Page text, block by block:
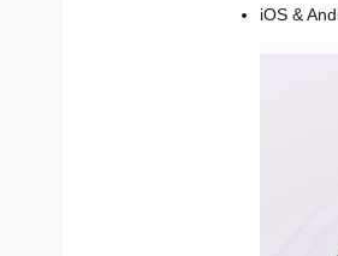
iOS &